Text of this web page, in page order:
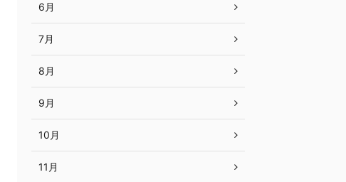
6月
7月
8月
9月
10月
11月